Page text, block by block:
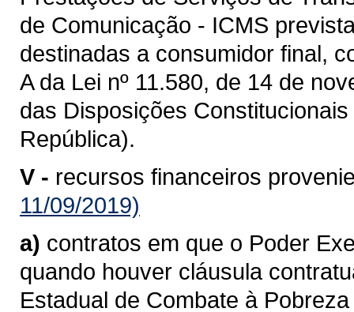
de Comunicação - ICMS
destinadas a consumidor final,
A da Lei nº 11.580, de 14 de
das Disposições
República).
V - recursos financeiros
11/09/2019)
a) contratos em que o Poder
quando houver cláusula
Estadual de Combate à